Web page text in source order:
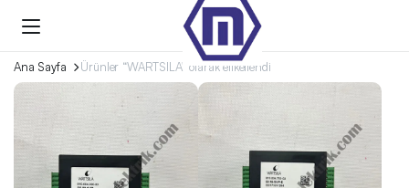
Ana Sayfa Ürünler “WARTSILA” olarak etiketlendi